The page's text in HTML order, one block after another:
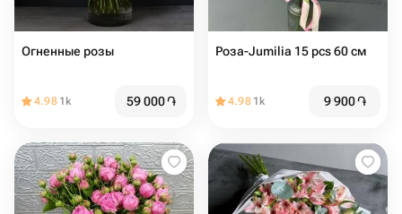
Огненные розы
4.98 1k 59 000֏
Роза-Jumilia 15 pcs 60 см
4.98 1k 9 900֏